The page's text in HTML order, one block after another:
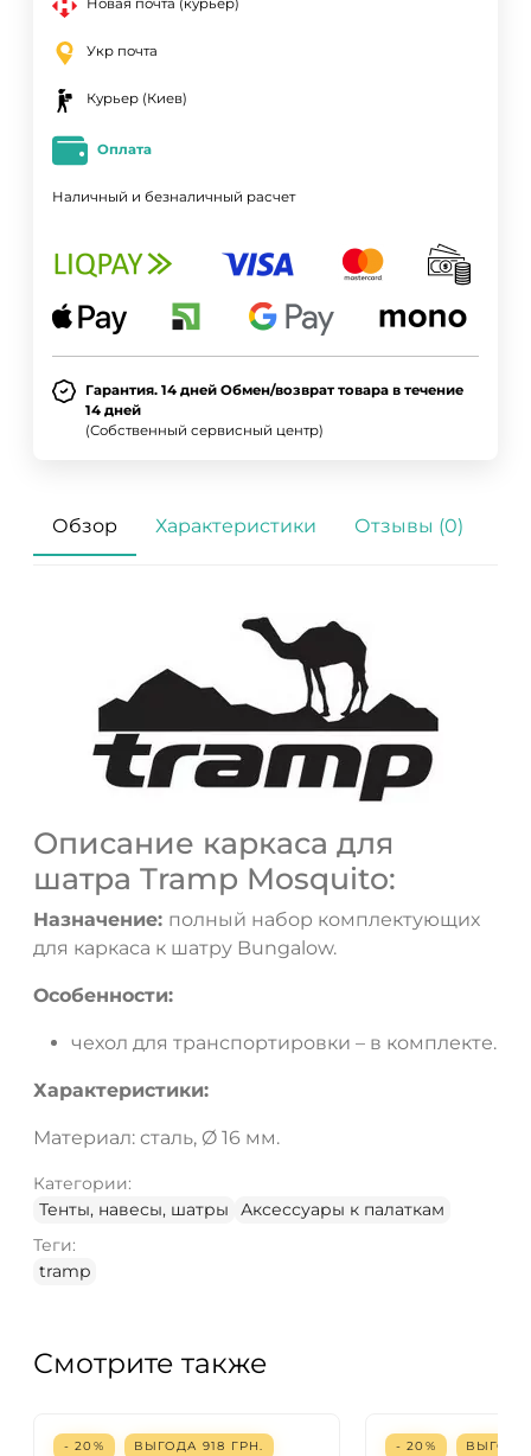
Новая почта (курьер)
Укр почта
Курьер (Киев)
Оплата
Наличный и безналичный расчет
Гарантия. 14 дней Обмен/возврат товара в течение
14 дней
(Собственный сервисный центр)
Обзор Характеристики Отзывы (0)
Описание каркаса для
шатра Tramp Mosquito:
Назначение: полный набор комплектующих
для каркаса к шатру Bungalow.
Особенности:
чехол для транспортировки – в комплекте.
Характеристики:
Материал: сталь, Ø 16 мм.
Категории:
Тенты, навесы, шатры
Аксессуары к палаткам
Теги:
tramp
Смотрите также
- 20% ВЫГОДА 918 ГРН. - 20%